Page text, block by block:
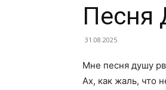
Песня
31.08.2025
Мне песня душу
Ах, как жаль, что